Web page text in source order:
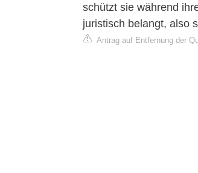
schützt sie während
juristisch belangt, also
Antrag auf Entfernung der